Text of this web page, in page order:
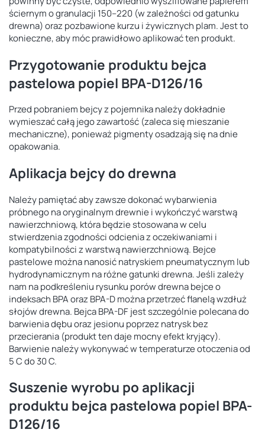
ściernym o granulacji 150–220 (w zależności od gatunku
drewna) oraz pozbawione kurzu i żywicznych plam. Jest to
konieczne, aby móc prawidłowo aplikować ten produkt.
Przygotowanie produktu bejca
pastelowa popiel BPA-D126/16
Przed pobraniem bejcy z pojemnika należy dokładnie
wymieszać całą jego zawartość (zaleca się mieszanie
mechaniczne), ponieważ pigmenty osadzają się na dnie
opakowania.
Aplikacja bejcy do drewna
Należy pamiętać aby zawsze dokonać wybarwienia
próbnego na oryginalnym drewnie i wykończyć warstwą
nawierzchniową, która będzie stosowana w celu
stwierdzenia zgodności odcienia z oczekiwaniami i
kompatybilności z warstwą nawierzchniową. Bejce
pastelowe można nanosić natryskiem pneumatycznym lub
hydrodynamicznym na różne gatunki drewna. Jeśli zależy
nam na podkreśleniu rysunku porów drewna bejce o
indeksach BPA oraz BPA-D można przetrzeć flanelą wzdłuż
słojów drewna. Bejca BPA-DF jest szczególnie polecana do
barwienia dębu oraz jesionu poprzez natrysk bez
przecierania (produkt ten daje mocny efekt kryjący).
Barwienie należy wykonywać w temperaturze otoczenia od
5 C do 30 C.
Suszenie wyrobu po aplikacji
produktu bejca pastelowa popiel BPA-
D126/16